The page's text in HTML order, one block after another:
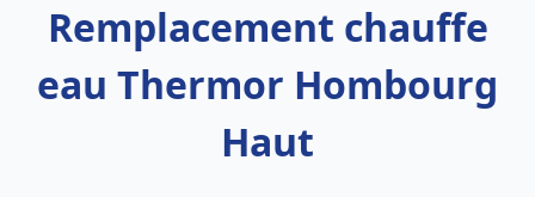
Remplacement chauffe
eau Thermor Hombourg
Haut